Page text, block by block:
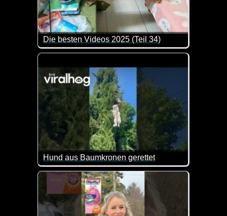
Die besten Videos 2025 (Teil 34)
Eine tolle Zusammenstellung von lustigen
Hund aus Baumkronen gerettet
Man fragt sich wie der Hund da überhaupt